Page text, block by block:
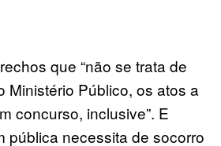
que “não se trata de
Público, os atos a
concurso, inclusive”. E
pública necessita de socorro